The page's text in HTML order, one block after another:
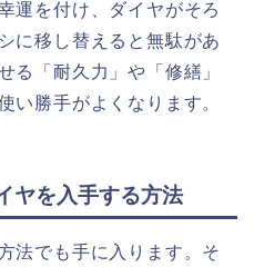
運を付け、ダイヤがそろ
に移し替えると無駄があ
る「耐久力」や「修繕」
い勝手がよくなります。
ヤを入手する方法
法でも手に入ります。そ